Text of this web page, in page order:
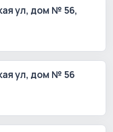
ул, дом № 56,
ул, дом № 56